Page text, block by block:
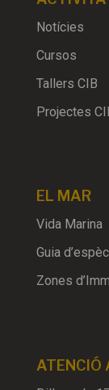
Notícies
Cursos
Tallers CIB
Projectes
EL MAR
Vida Marina
Guia
Zones
ATENCIÓ